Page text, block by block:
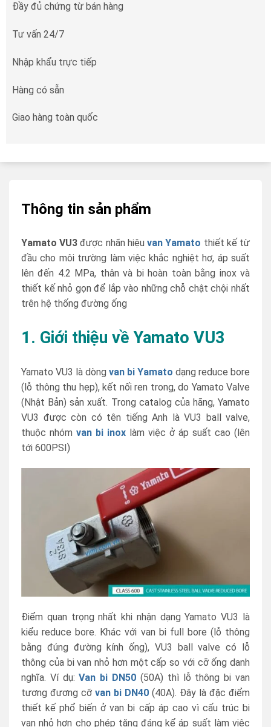
Đầy đủ chứng từ bán hàng
Tư vấn 24/7
Nhập khẩu trực tiếp
Hàng có sẵn
Giao hàng toàn quốc
Thông tin sản phẩm
Yamato VU3được nhãn hiệuvan Yamato thiết kế từ
đầu cho môi trường làm việc khắc nghiệt hơ, áp suất
lên đến 4.2 MPa, thân và bi hoàn toàn bằng inox và
thiết kế nhỏ gọn để lắp vào những chỗ chật chội nhất
trên hệ thống đường ống
1. Giới thiệu về Yamato VU3
Yamato VU3 là dòng van bi Yamato dạng reduce bore
(lỗ thông thu hẹp), kết nối ren trong, do Yamato Valve
(Nhật Bản) sản xuất. Trong catalog của hãng, Yamato
VU3 được còn có tên tiếng Anh là VU3 ball valve,
thuộc nhóm van bi inox làm việc ở áp suất cao (lên
tới 600PSI)
Điểm quan trọng nhất khi nhận dạng Yamato VU3 là
kiểu reduce bore. Khác với van bi full bore (lỗ thông
bằng đúng đường kính ống), VU3 ball valve có lỗ
thông của bi van nhỏ hơn một cấp so với cỡ ống danh
nghĩa. Ví dụ:Van bi DN50 (50A) thì lỗ thông bi van
tương đương cỡ van bi DN40 (40A). Đây là đặc điểm
thiết kế phổ biến ở van bi cấp áp cao vì cấu trúc bi
van nhỏ hơn cho phép tăng đáng kể áp suất làm việc